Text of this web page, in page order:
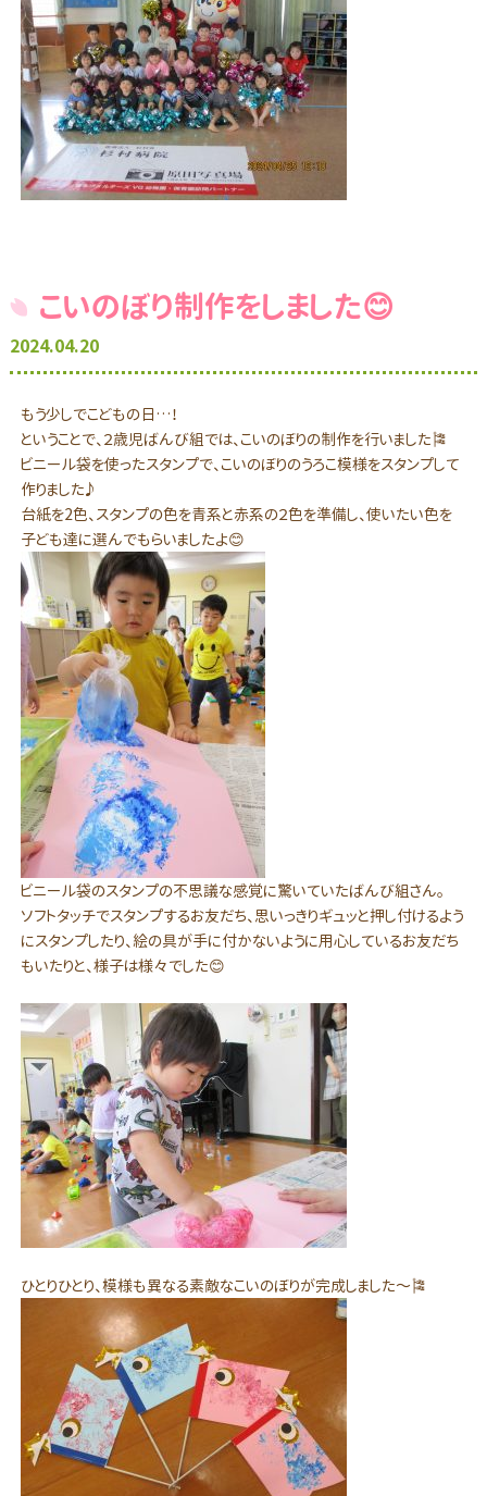
こいのぼり制作をしました😊
2024.04.20
もう少しでこどもの日…！
ということで、２歳児ばんび組では、こいのぼりの制作を行いました🎏
ビニール袋を使ったスタンプで、こいのぼりのうろこ模様をスタンプして
作りました♪
台紙を2色、スタンプの色を青系と赤系の２色を準備し、使いたい色を
子ども達に選んでもらいましたよ😊
ビニール袋のスタンプの不思議な感覚に驚いていたばんび組さん。
ソフトタッチでスタンプするお友だち、思いっきりギュッと押し付けるよう
にスタンプしたり、絵の具が手に付かないように用心しているお友だち
もいたりと、様子は様々でした😊
ひとりひとり、模様も異なる素敵なこいのぼりが完成しました～🎏